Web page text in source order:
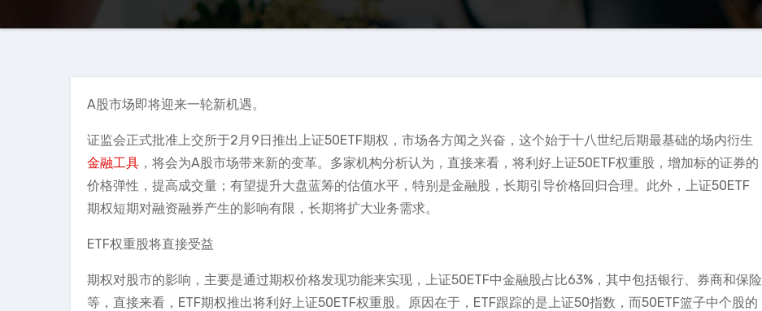
A股市场即将迎来一轮新机遇。
证监会正式批准上交所于2月9日推出上证50ETF期权，市场各方闻之兴奋，这个始于十八世纪后期最基础的场内衍生
金融工具 ，将会为A股市场带来新的变革。多家机构分析认为，直接来看，将利好上证50ETF权重股，增加标的证券的
价格弹性，提高成交量；有望提升大盘蓝筹的估值水平，特别是金融股，长期引导价格回归合理。此外，上证50ETF
期权短期对融资融券产生的影响有限，长期将扩大业务需求。
ETF权重股将直接受益
期权对股市的影响，主要是通过期权价格发现功能来实现，上证50ETF中金融股占比63%，其中包括银行、券商和保险
等，直接来看，ETF期权推出将利好上证50ETF权重股。原因在于，ETF跟踪的是上证50指数，而50ETF篮子中个股的